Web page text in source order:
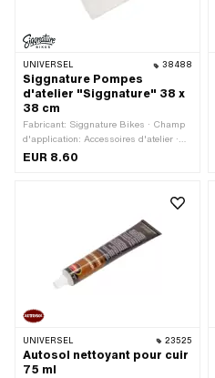
UNIVERSEL 38488
Siggnature Pompes
d'atelier "Siggnature" 38 x
38 cm
Fabricant: Siggnature Bikes · Champ
d'application: Accessoires d'atelier ·
Matériau: Coton · Champ
EUR 8.60
UNIVERSEL 23525
Autosol nettoyant pour cuir
75 ml